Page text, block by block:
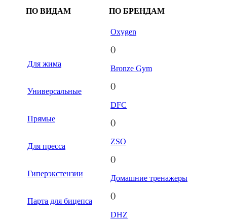
ПО ВИДАМ ПО БРЕНДАМ
Для жима
Универсальные
Прямые
Для пресса
Гиперэкстензии
Парта для бицепса
Oxygen
()
Bronze Gym
()
DFC
()
ZSO
()
Домашние тренажеры
()
DHZ